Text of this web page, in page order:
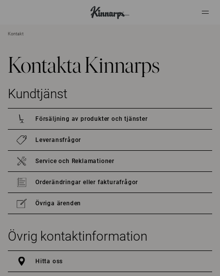
Kontakt
Kontakta Kinnarps
Kundtjänst
Försäljning av produkter och tjänster
Leveransfrågor
Service och Reklamationer
Orderändringar eller fakturafrågor
Övriga ärenden
Övrig kontaktinformation
Hitta oss